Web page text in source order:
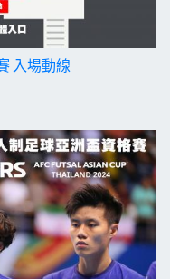
入場動線